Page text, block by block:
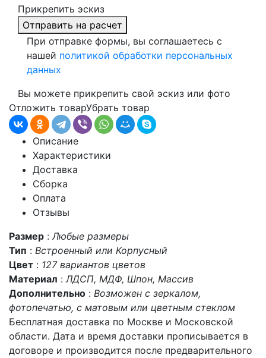
Прикрепить эскиз
Отправить на расчет
При отправке формы, вы соглашаетесь с
нашей политикой обработки персональных
данных
Вы можете прикрепить свой эскиз или фото
Отложить товарУбрать товар
Описание
Характеристики
Доставка
Сборка
Оплата
Отзывы
Размер :Любые размеры
Тип : Встроенный или Корпусный
Цвет : 127 вариантов цветов
Материал :ЛДСП, МДФ, Шпон, Массив
Дополнительно : Возможен с зеркалом,
фотопечатью, с матовым или цветным стеклом
Бесплатная доставка по Москве и Московской
области. Дата и время доставки прописывается в
договоре и производится после предварительного